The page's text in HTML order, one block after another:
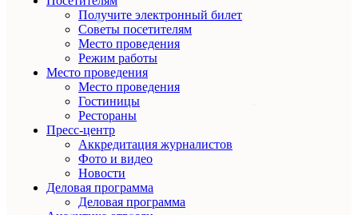
Получите электронный билет
Советы посетителям
Место проведения
Режим работы
Место проведения
Место проведения
Гостиницы
Рестораны
Пресс-центр
Аккредитация журналистов
Фото и видео
Новости
Деловая программа
Деловая программа